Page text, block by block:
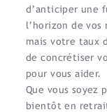
d’anticiper une
l’horizon de
mais votre taux
de concrétiser
pour vous aider.
Que vous soyez
bientôt en